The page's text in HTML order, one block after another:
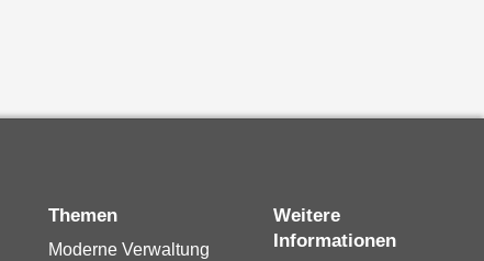
Themen
Moderne Verwaltung
Weitere
Informationen